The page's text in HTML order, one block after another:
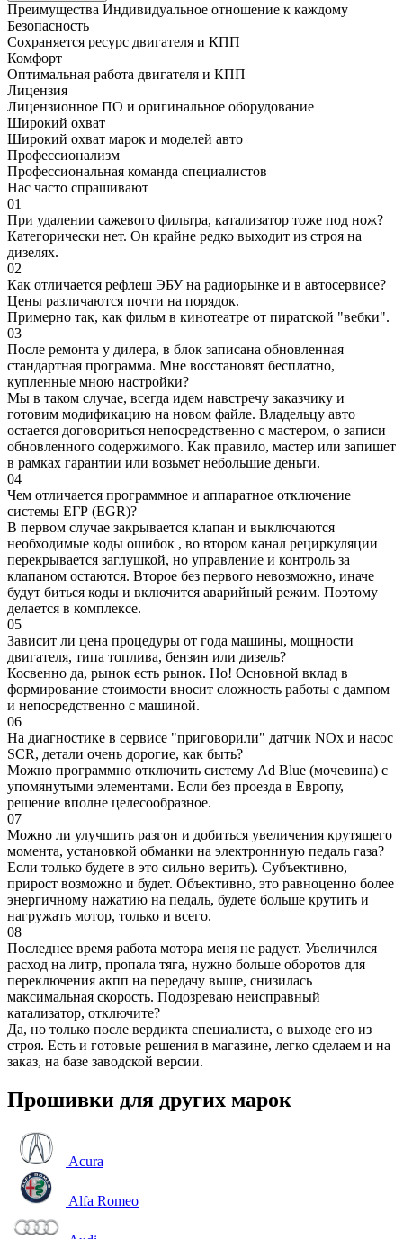
Преимущества Индивидуальное отношение к каждому
Безопасность
Сохраняется ресурс двигателя и КПП
Комфорт
Оптимальная работа двигателя и КПП
Лицензия
Лицензионное ПО и оригинальное оборудование
Широкий охват
Широкий охват марок и моделей авто
Профессионализм
Профессиональная команда специалистов
Нас часто спрашивают
01
При удалении сажевого фильтра, катализатор тоже под нож?
Категорически нет. Он крайне редко выходит из строя на
дизелях.
02
Как отличается рефлеш ЭБУ на радиорынке и в автосервисе?
Цены различаются почти на порядок.
Примерно так, как фильм в кинотеатре от пиратской "вебки".
03
После ремонта у дилера, в блок записана обновленная
стандартная программа. Мне восстановят бесплатно,
купленные мною настройки?
Мы в таком случае, всегда идем навстречу заказчику и
готовим модификацию на новом файле. Владельцу авто
остается договориться непосредственно с мастером, о записи
обновленного содержимого. Как правило, мастер или запишет
в рамках гарантии или возьмет небольшие деньги.
04
Чем отличается программное и аппаратное отключение
системы ЕГР (EGR)?
В первом случае закрывается клапан и выключаются
необходимые коды ошибок , во втором канал рециркуляции
перекрывается заглушкой, но управление и контроль за
клапаном остаются. Второе без первого невозможно, иначе
будут биться коды и включится аварийный режим. Поэтому
делается в комплексе.
05
Зависит ли цена процедуры от года машины, мощности
двигателя, типа топлива, бензин или дизель?
Косвенно да, рынок есть рынок. Но! Основной вклад в
формирование стоимости вносит сложность работы с дампом
и непосредственно с машиной.
06
На диагностике в сервисе "приговорили" датчик NOx и насос
SCR, детали очень дорогие, как быть?
Можно программно отключить систему Ad Blue (мочевина) с
упомянутыми элементами. Если без проезда в Европу,
решение вполне целесообразное.
07
Можно ли улучшить разгон и добиться увеличения крутящего
момента, установкой обманки на электроннную педаль газа?
Если только будете в это сильно верить). Субъективно,
прирост возможно и будет. Объективно, это равноценно более
энергичному нажатию на педаль, будете больше крутить и
нагружать мотор, только и всего.
08
Последнее время работа мотора меня не радует. Увеличился
расход на литр, пропала тяга, нужно больше оборотов для
переключения акпп на передачу выше, снизилась
максимальная скорость. Подозреваю неисправный
катализатор, отключите?
Да, но только после вердикта специалиста, о выходе его из
строя. Есть и готовые решения в магазине, легко сделаем и на
заказ, на базе заводской версии.
Прошивки для других марок
Acura
Alfa Romeo